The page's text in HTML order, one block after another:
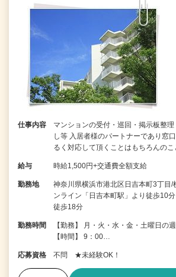
仕事内容
マンションの受付・巡回・掲示板整
し等 入居者様のパートナーであり窓
るく対応して頂くことはもちろんの
給与 時給1,500円+交通費全額支給
勤務地
神奈川県横浜市港北区日吉本町3丁目/
ンライン「日吉本町駅」より徒歩10
徒歩18分
勤務時間
【勤務】 月・火・水・金・土曜日の
【時間】 9：00…
応募資格 不問 ★未経験OK！